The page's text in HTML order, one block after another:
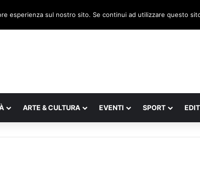
ARTE & CULTURA EVENTI SPORT
esperienza sul nostro sito. Se continui ad utilizzare questo